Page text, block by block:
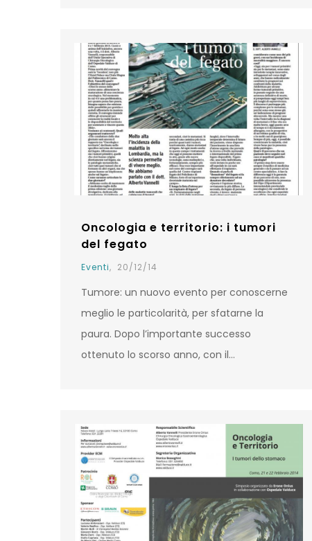
Oncologia e territorio: i tumori
del fegato
Eventi, 20/12/14
Tumore: un nuovo evento per conoscerne
meglio le particolarità, per sfatarne la
paura. Dopo l’importante successo
ottenuto lo scorso anno, con il…